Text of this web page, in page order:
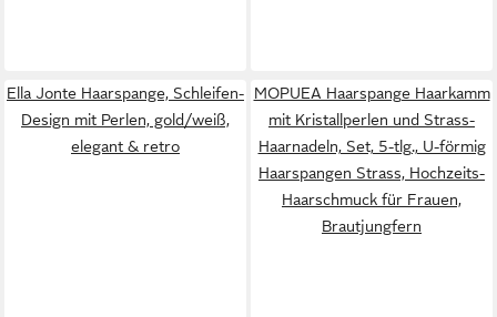
Ella Jonte Haarspange, Schleifen-
Design mit Perlen, gold/weiß,
elegant & retro
MOPUEA Haarspange Haarkamm
mit Kristallperlen und Strass-
Haarnadeln, Set, 5-tlg., U-förmig
Haarspangen Strass, Hochzeits-
Haarschmuck für Frauen,
Brautjungfern